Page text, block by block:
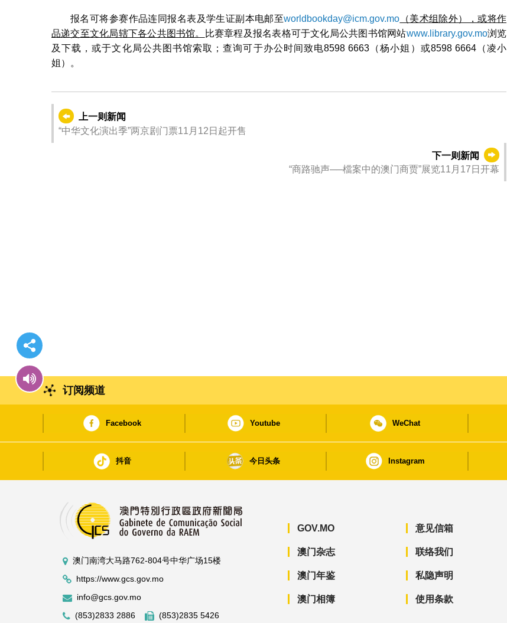
报名可将参赛作品连同报名表及学生证副本电邮至worldbookday@icm.gov.mo （美术组除外），或将作
品递交至文化局辖下各公共图书馆。
比赛章程及报名表格可于文化局公共图书馆网站www.library.gov.mo浏览
及下载，或于文化局公共图书馆索取；查询可于办公时间致电8598 6663（杨小姐）或8598 6664（凌小
姐）。
上一则新闻
“中华文化演出季”两京剧门票11月12日起开售
下一则新闻
“商路驰声──檔案中的澳门商贾”展览11月17日开幕
订阅频道
Facebook Youtube WeChat
抖音 今日头条 Instagram
澳门南湾大马路762-804号中华广场15楼
https://www.gcs.gov.mo
info@gcs.gov.mo
(853)2833 2886
(853)2835 5426
GOV.MO
澳门杂志
澳门年鉴
澳门相簿
意见信箱
联络我们
私隐声明
使用条款